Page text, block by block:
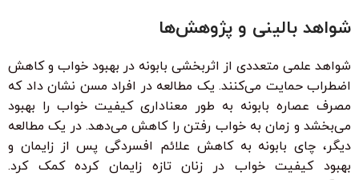
شواهد بالینی و پژوهش‌ها
شواهد علمی متعددی از اثربخشی بابونه در بهبود خواب و کاهش
اضطراب حمایت می‌کنند. یک مطالعه در افراد مسن نشان داد که
مصرف عصاره بابونه به طور معناداری کیفیت خواب را بهبود
می‌بخشد و زمان به خواب رفتن را کاهش می‌دهد. در یک مطالعه
دیگر، چای بابونه به کاهش علائم افسردگی پس از زایمان و
بهبود کیفیت خواب در زنان تازه زایمان کرده کمک کرد.